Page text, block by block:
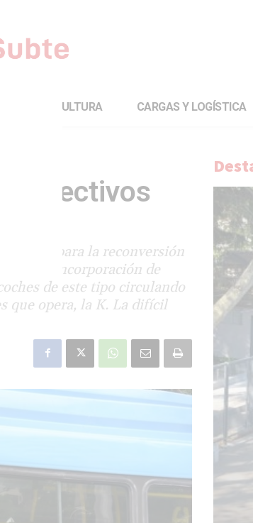
CULTURA CARGAS Y LOGÍSTICA
colectivos
para la reconversión
que la incorporación de
de este tipo circulando
que opera, la K. La difícil